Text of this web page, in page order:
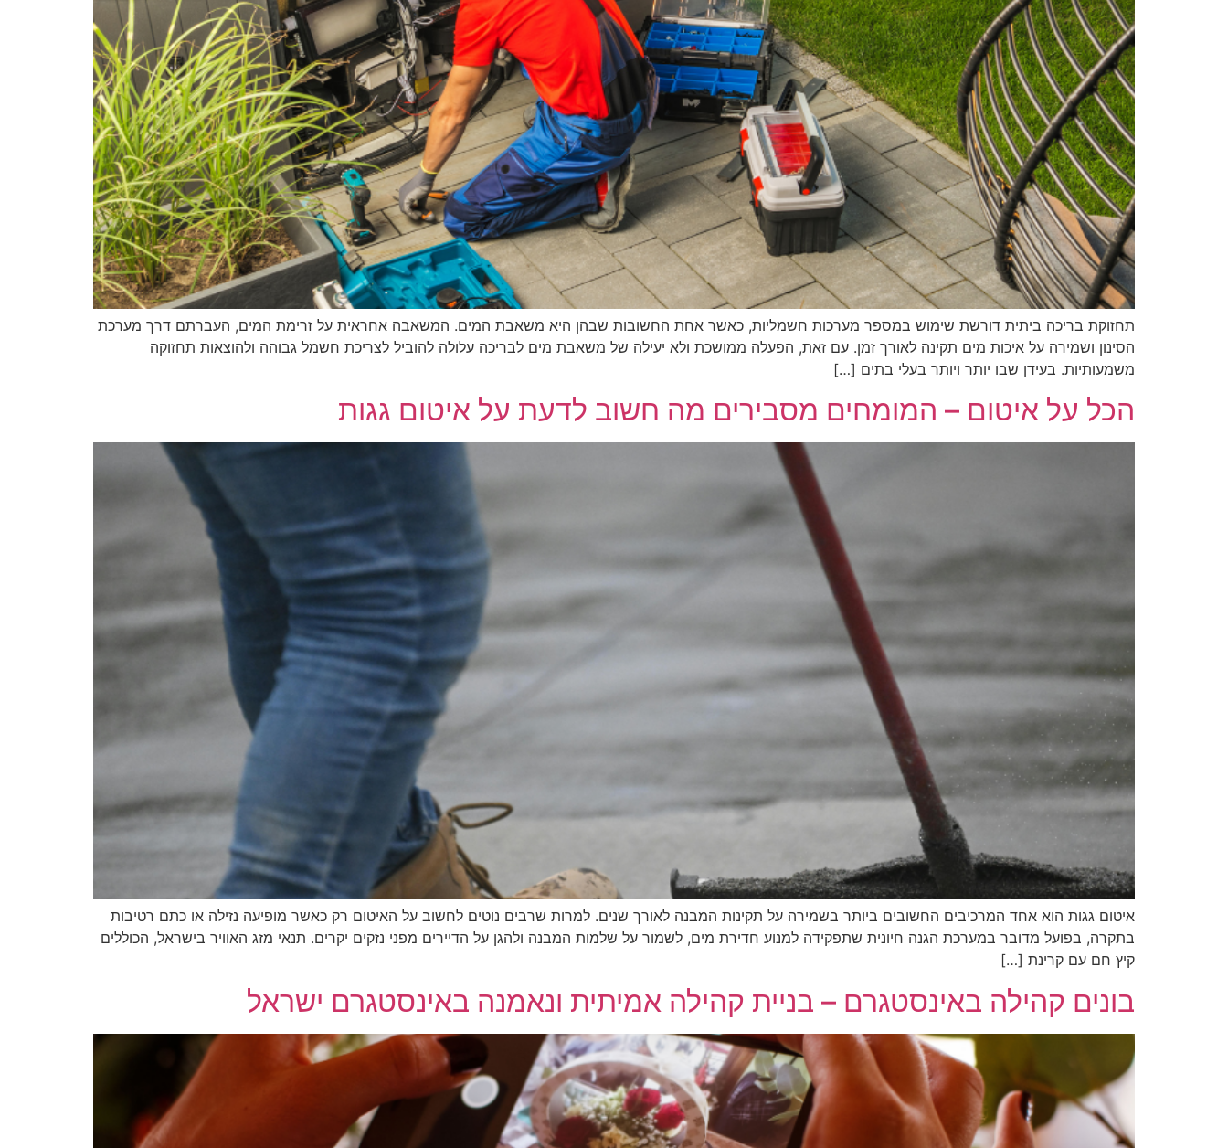
תחזוקת בריכה ביתית דורשת שימוש במספר מערכות חשמליות, כאשר אחת החשובות שבהן היא משאבת המים. המשאבה אחראית על זרימת המים, העברתם דרך מערכת
הסינון ושמירה על איכות מים תקינה לאורך זמן. עם זאת, הפעלה ממושכת ולא יעילה של משאבת מים לבריכה עלולה להוביל לצריכת חשמל גבוהה ולהוצאות תחזוקה
משמעותיות. בעידן שבו יותר ויותר בעלי בתים […]
הכל על איטום – המומחים מסבירים מה חשוב לדעת על איטום גגות
איטום גגות הוא אחד המרכיבים החשובים ביותר בשמירה על תקינות המבנה לאורך שנים. למרות שרבים נוטים לחשוב על האיטום רק כאשר מופיעה נזילה או כתם רטיבות
בתקרה, בפועל מדובר במערכת הגנה חיונית שתפקידה למנוע חדירת מים, לשמור על שלמות המבנה ולהגן על הדיירים מפני נזקים יקרים. תנאי מזג האוויר בישראל, הכוללים
קיץ חם עם קרינת […]
בונים קהילה באינסטגרם – בניית קהילה אמיתית ונאמנה באינסטגרם ישראל